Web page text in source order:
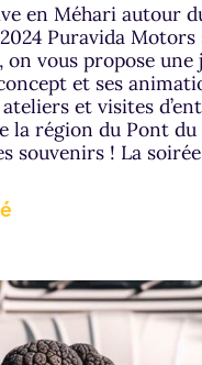
en Méhari autour
Puravida Motors
on vous propose
et ses
et visites
la région du Pont du
souvenirs ! La soirée